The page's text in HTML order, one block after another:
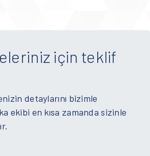
için teklif
detaylarını bizimle
ekibi en kısa zamanda sizinle